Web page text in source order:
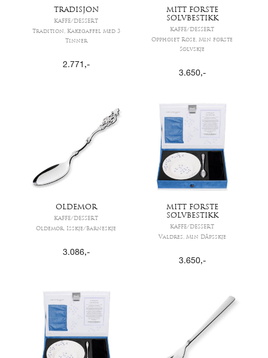
TRADISJON
KAFFE/DESSERT
Tradition, Kakegaffel Med 3
Tinner
2.771 ,-
MITT FØRSTE
SØLVBESTIKK
KAFFE/DESSERT
Opphøiet Rose, Min første
Sølvskje
3.650,-
OLDEMOR
KAFFE/DESSERT
Oldemor, Isskje/Barneskje
3.086,-
MITT FØRSTE
SØLVBESTIKK
KAFFE/DESSERT
Valdres, Min Dåpsskje
3.650,-